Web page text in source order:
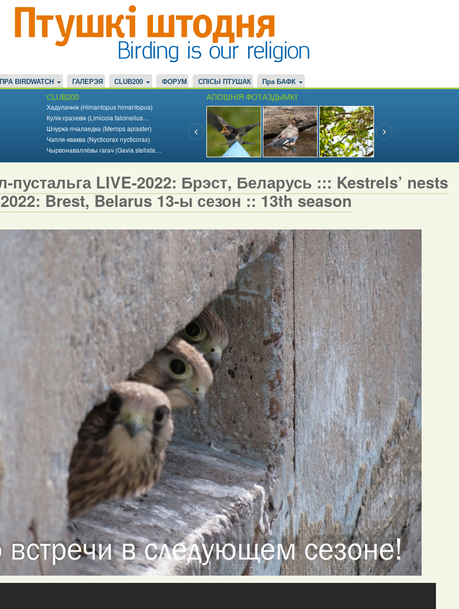
ПРА BIRDWATCH ГАЛЕРЭЯ CLUB200 ФОРУМ СПІСЫ ПТУШАК Пра БАФК
CLUB200
Хадулачнік (Himantopus himantopus)
Кулік-гразевік (Limicola falcinellus…
Шчурка-пчалаедка (Merops apiaster)
Чапля-кваква (Nycticorax nycticorax)
Чырвонаваллёвы гагач (Gavia stellata…
АПОШНІЯ ФОТАЗДЫМКІ
пустальга LIVE-2022: Брэст, Беларусь ::: Kestrels’ nests
Brest, Belarus 13-ы сезон :: 13th season